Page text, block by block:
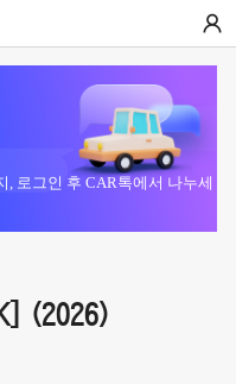
로그인 후 CAR톡에서 나누세
(2026)